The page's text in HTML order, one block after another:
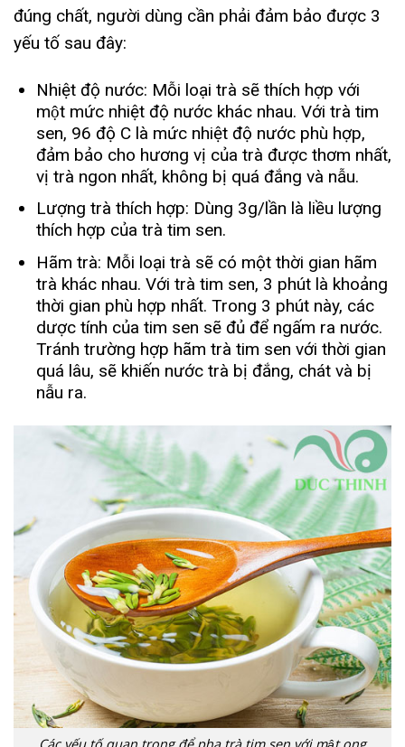
đúng chất, người dùng cần phải đảm bảo được 3
yếu tố sau đây:
Nhiệt độ nước: Mỗi loại trà sẽ thích hợp với
một mức nhiệt độ nước khác nhau. Với trà tim
sen, 96 độ C là mức nhiệt độ nước phù hợp,
đảm bảo cho hương vị của trà được thơm nhất,
vị trà ngon nhất, không bị quá đắng và nẫu.
Lượng trà thích hợp: Dùng 3g/lần là liều lượng
thích hợp của trà tim sen.
Hãm trà: Mỗi loại trà sẽ có một thời gian hãm
trà khác nhau. Với trà tim sen, 3 phút là khoảng
thời gian phù hợp nhất. Trong 3 phút này, các
dược tính của tim sen sẽ đủ để ngấm ra nước.
Tránh trường hợp hãm trà tim sen với thời gian
quá lâu, sẽ khiến nước trà bị đắng, chát và bị
nẫu ra.
Các yếu tố quan trọng để pha trà tim sen với mật ong